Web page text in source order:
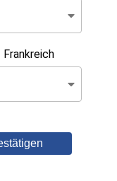
Frankreich